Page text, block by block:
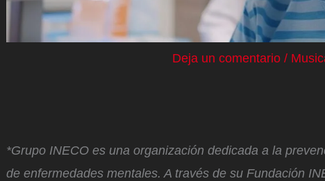
Deja un comentario /
*Grupo INECO es una organización dedicada a la
de enfermedades mentales. A través de su Fundación